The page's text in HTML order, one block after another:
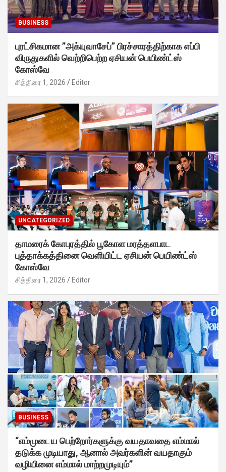
BUSINESS
புரட்சிகமான ”அக்யுவாசேப்” பிரச்சாரத்திற்காக எப்பி
விருதுகளில் வெற்றிபெற்ற ஏசியன் பெயிண்ட்ஸ்
கோஸ்வே
சித்திரை 1, 2026 Editor
UNCATEGORIZED
தாமரைக் கோபுரத்தில் பூகோள மரத்தளபாட
புத்தாக்கத்தினை வெளியிட்ட ஏசியன் பெயிண்ட்ஸ்
கோஸ்வே
சித்திரை 1, 2026 Editor
BUSINESS
“எம்முடைய பெற்றோர்களுக்கு வயதாவதை எம்மால்
தடுக்க முடியாது, ஆனால் அவர்களின் வயதாகும்
வழியினை எம்மால் மாற்றமுடியும்”